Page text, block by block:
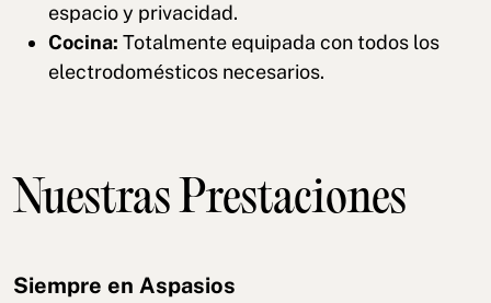
espacio y privacidad.
Cocina: Totalmente equipada con todos los
electrodomésticos necesarios.
Nuestras Prestaciones
Siempre en Aspasios